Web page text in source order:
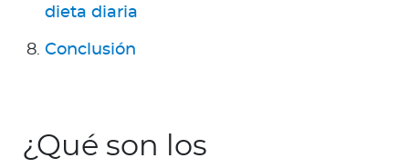
dieta diaria
Conclusión
¿Qué son los